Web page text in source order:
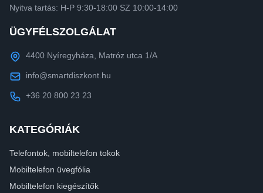
Nyitva tartás: H-P 9:30-18:00 SZ 10:00-14:00
ÜGYFÉLSZOLGÁLAT
4400 Nyíregyháza, Matróz utca 1/A
info@smartdiszkont.hu
+36 20 800 23 23
KATEGÓRIÁK
Telefontok, mobiltelefon tokok
Mobiltelefon üvegfólia
Mobiltelefon kiegészítők